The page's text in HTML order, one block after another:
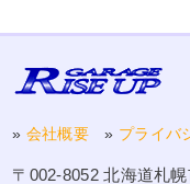
» 会社概要 » プライバ
〒002-8052 北海道札